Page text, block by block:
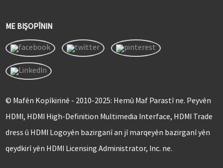
ME BIŞOPÎNIN
© Mafên Kopîkirinê - 2010-2025: Hemû Maf Parastî ne. Peyvên
HDMI, HDMI High-Definition Multimedia Interface, HDMI Trade
dress û HDMI Logoyên bazirganî an jî marqeyên bazirganî yên
qeydkirî yên HDMI Licensing Administrator, Inc. ne.